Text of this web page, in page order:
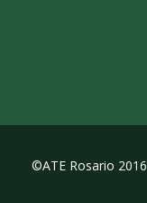
©ATE Rosario 2016